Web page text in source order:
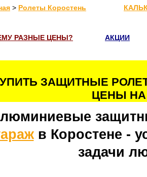
> Ролеты Коростень
РАЗНЫЕ ЦЕНЫ? АКЦИИ
ЗАЩИТНЫЕ
ЦЕНЫ
в Коростене -
задачи